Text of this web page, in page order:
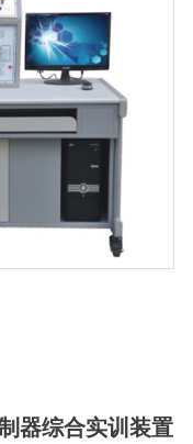
器综合实训装置